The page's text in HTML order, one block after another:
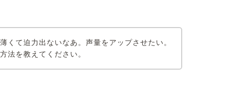
くて迫力出ないなあ。声量をアップさせたい。
法を教えてください。